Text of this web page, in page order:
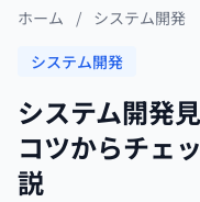
ホーム / システム開発
システム開発
システム開発
コツからチェ
説